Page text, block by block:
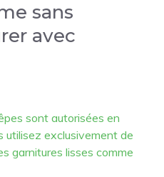
sans
avec
sont autorisées en
utilisez exclusivement de
garnitures lisses comme